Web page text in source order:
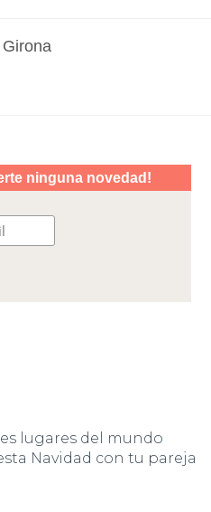
lugares del mundo
Navidad con tu pareja